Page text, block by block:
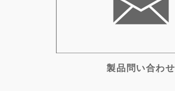
製品問い合わせ